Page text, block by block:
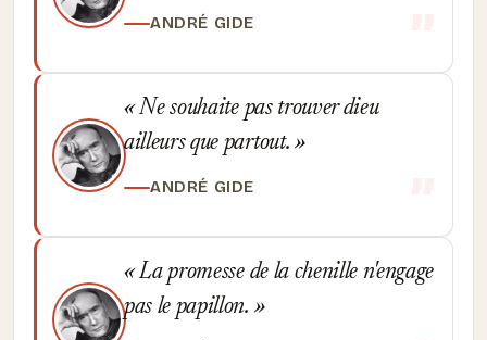
ANDRÉ GIDE
Ne souhaite pas trouver dieu
ailleurs que partout.
ANDRÉ GIDE
La promesse de la chenille n'engage
pas le papillon.